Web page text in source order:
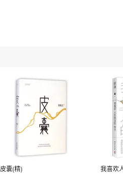
皮囊(精) 我喜欢